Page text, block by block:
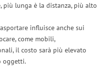
più lunga è la distanza, più alto
influisce anche sui
come mobili,
il costo sarà più elevato
oggetti.